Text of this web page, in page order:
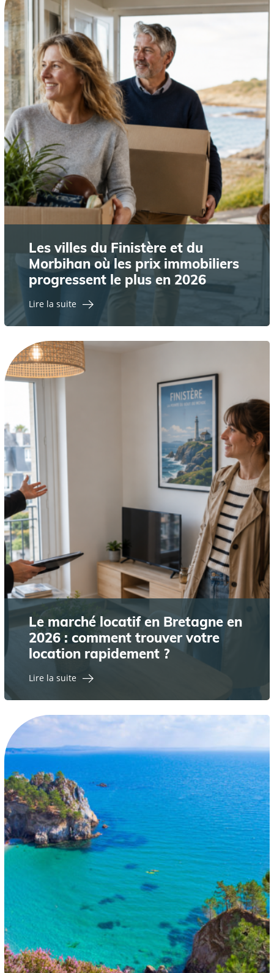
Les villes du Finistère et du
Morbihan où les prix immobiliers
progressent le plus en 2026
Lire la suite
Le marché locatif en Bretagne en
2026 : comment trouver votre
location rapidement ?
Lire la suite